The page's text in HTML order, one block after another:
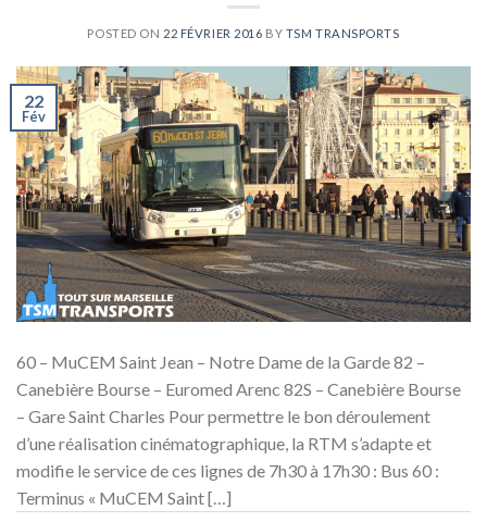
POSTED ON 22 FÉVRIER 2016 BY TSM TRANSPORTS
22
Fév
60 – MuCEM Saint Jean – Notre Dame de la Garde 82 –
Canebière Bourse – Euromed Arenc 82S – Canebière Bourse
– Gare Saint Charles Pour permettre le bon déroulement
d’une réalisation cinématographique, la RTM s’adapte et
modifie le service de ces lignes de 7h30 à 17h30 : Bus 60 :
Terminus « MuCEM Saint […]